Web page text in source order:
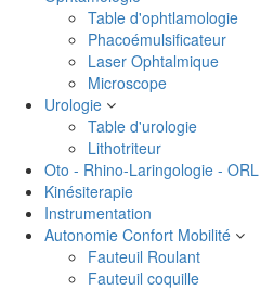
Table d'ophtlamologie
Phacoémulsificateur
Laser Ophtalmique
Microscope
Urologie
Table d'urologie
Lithotriteur
Oto - Rhino-Laringologie - ORL
Kinésiterapie
Instrumentation
Autonomie Confort Mobilité
Fauteuil Roulant
Fauteuil coquille